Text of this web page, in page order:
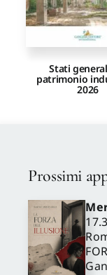
Newsletter
Stati
patrimonio
2026
Prossimi